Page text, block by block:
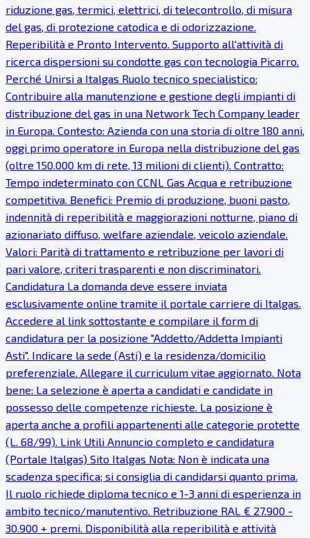
riduzione gas, termici, elettrici, di telecontrollo, di misura
del gas, di protezione catodica e di odorizzazione.
Reperibilità e Pronto Intervento. Supporto all'attività di
ricerca dispersioni su condotte gas con tecnologia Picarro.
Perché Unirsi a Italgas Ruolo tecnico specialistico:
Contribuire alla manutenzione e gestione degli impianti di
distribuzione del gas in una Network Tech Company leader
in Europa. Contesto: Azienda con una storia di oltre 180 anni,
oggi primo operatore in Europa nella distribuzione del gas
(oltre 150.000 km di rete, 13 milioni di clienti). Contratto:
Tempo indeterminato con CCNL Gas Acqua e retribuzione
competitiva. Benefici: Premio di produzione, buoni pasto,
indennità di reperibilità e maggiorazioni notturne, piano di
azionariato diffuso, welfare aziendale, veicolo aziendale.
Valori: Parità di trattamento e retribuzione per lavori di
pari valore, criteri trasparenti e non discriminatori.
Candidatura La domanda deve essere inviata
esclusivamente online tramite il portale carriere di Italgas.
Accedere al link sottostante e compilare il form di
candidatura per la posizione "Addetto/Addetta Impianti
Asti". Indicare la sede (Asti) e la residenza/domicilio
preferenziale. Allegare il curriculum vitae aggiornato. Nota
bene: La selezione è aperta a candidati e candidate in
possesso delle competenze richieste. La posizione è
aperta anche a profili appartenenti alle categorie protette
(L. 68/99). Link Utili Annuncio completo e candidatura
(Portale Italgas) Sito Italgas Nota: Non è indicata una
scadenza specifica; si consiglia di candidarsi quanto prima.
Il ruolo richiede diploma tecnico e 1-3 anni di esperienza in
ambito tecnico/manutentivo. Retribuzione RAL € 27.900 -
30.900 + premi. Disponibilità alla reperibilità e attività